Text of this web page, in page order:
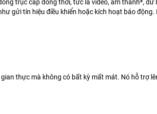
trụccáp đồng thời, tức là video, âm thanh*, dữ
gửi tín hiệu điều khiển hoặc kích hoạt báo động.
gian thực mà không có bất kỳ mất mát. Nó hỗ trợ